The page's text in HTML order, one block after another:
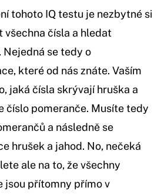
tohoto IQ testu je nezbytné si
všechna čísla a hledat
se tedy o
které od nás znáte. Vaším
jaká čísla skrývají hruška a
číslo pomeranče. Musíte tedy
a následně se
hrušek a jahod. No, nečeká
ale na to, že všechny
jsou přítomny přímo v